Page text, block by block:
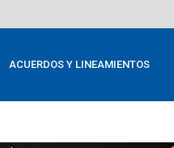
ACUERDOS Y LINEAMIENTOS